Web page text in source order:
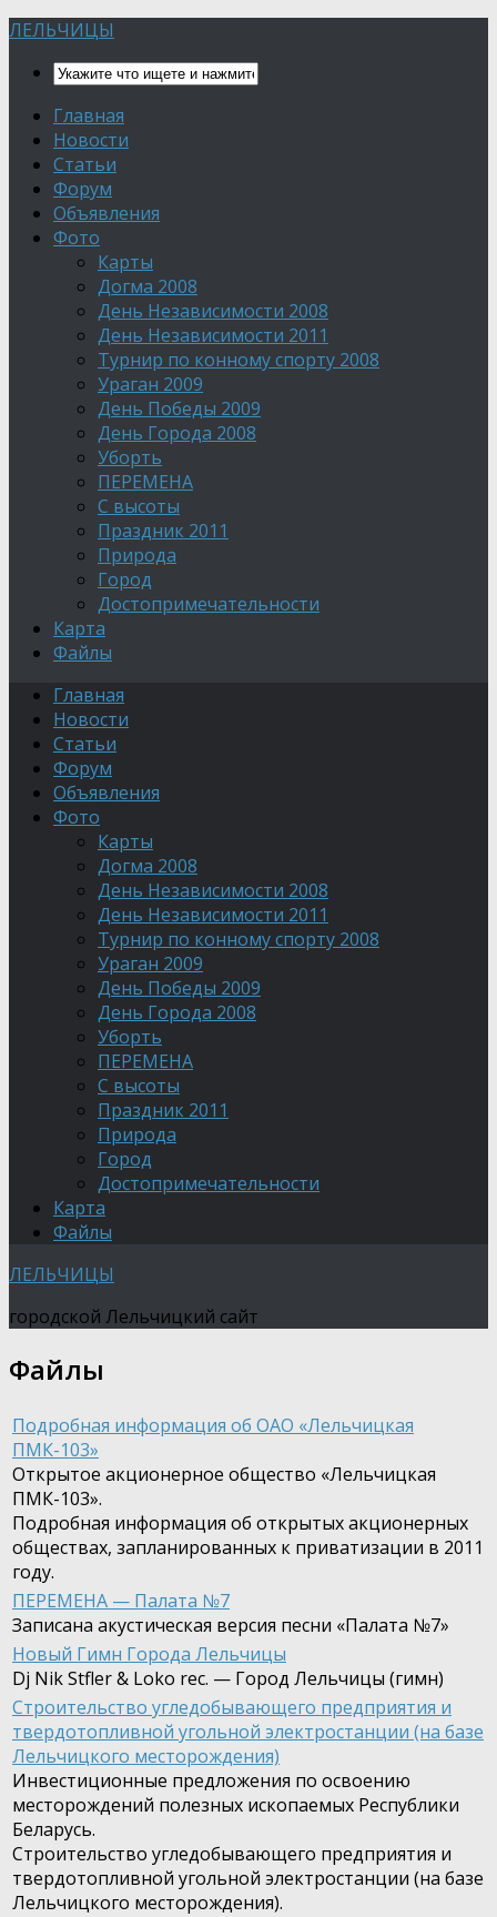
ЛЕЛЬЧИЦЫ
Главная
Новости
Статьи
Форум
Объявления
Фото
Карты
Догма 2008
День Независимости 2008
День Независимости 2011
Турнир по конному спорту 2008
Ураган 2009
День Победы 2009
День Города 2008
Уборть
ПЕРЕМЕНА
С высоты
Праздник 2011
Природа
Город
Достопримечательности
Карта
Файлы
Главная
Новости
Статьи
Форум
Объявления
Фото
Карты
Догма 2008
День Независимости 2008
День Независимости 2011
Турнир по конному спорту 2008
Ураган 2009
День Победы 2009
День Города 2008
Уборть
ПЕРЕМЕНА
С высоты
Праздник 2011
Природа
Город
Достопримечательности
Карта
Файлы
ЛЕЛЬЧИЦЫ
городской Лельчицкий сайт
Файлы
Подробная информация об ОАО «Лельчицкая
ПМК-103»
Открытое акционерное общество «Лельчицкая
ПМК-103».
Подробная информация об открытых акционерных
обществах, запланированных к приватизации в 2011
году.
ПЕРЕМЕНА — Палата №7
Записана акустическая версия песни «Палата №7»
Новый Гимн Города Лельчицы
Dj Nik Stfler & Loko rec. — Город Лельчицы (гимн)
Строительство угледобывающего предприятия и
твердотопливной угольной электростанции (на базе
Лельчицкого месторождения)
Инвестиционные предложения по освоению
месторождений полезных ископаемых Республики
Беларусь.
Строительство угледобывающего предприятия и
твердотопливной угольной электростанции (на базе
Лельчицкого месторождения).